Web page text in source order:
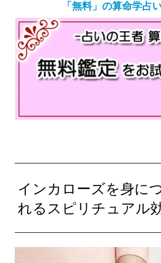
「無料」の算命学占
インカローズを身に
れるスピリチュアル